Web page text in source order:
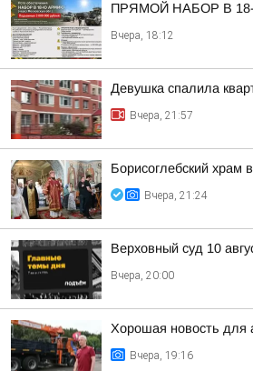
ПРЯМОЙ НАБОР В
Вчера, 18:12
Девушка спалила
Вчера, 21:57
Борисоглебский храм
Вчера, 21:24
Верховный суд 10
Вчера, 20:00
Хорошая новость для
Вчера, 19:16